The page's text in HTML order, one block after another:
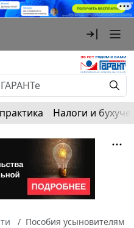
Налоги и
Пособия усыновителям